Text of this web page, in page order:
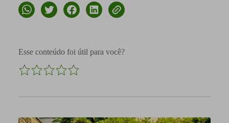
Esse conteúdo foi útil para você?